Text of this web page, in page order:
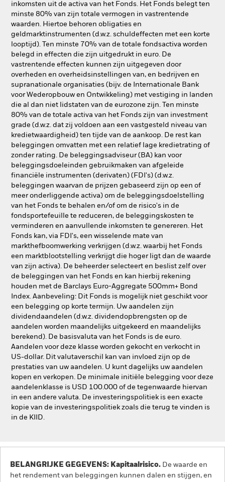
inkomsten uit de activa van het Fonds. Het Fonds belegt ten
minste 80% van zijn totale vermogen in vastrentende
waarden. Hiertoe behoren obligaties en
geldmarktinstrumenten (d.w.z. schuldeffecten met een korte
looptijd). Ten minste 70% van de totale fondsactiva worden
belegd in effecten die zijn uitgedrukt in euro. De
vastrentende effecten kunnen zijn uitgegeven door
overheden en overheidsinstellingen van, en bedrijven en
supranationale organisaties (bijv. de Internationale Bank
voor Wederopbouw en Ontwikkeling) met vestiging in landen
die al dan niet lidstaten van de eurozone zijn. Ten minste
80% van de totale activa van het Fonds zijn van investment
grade (d.w.z. dat zij voldoen aan een vastgesteld niveau van
kredietwaardigheid) ten tijde van de aankoop. De rest kan
beleggingen omvatten met een relatief lage kredietrating of
zonder rating. De beleggingsadviseur (BA) kan voor
beleggingsdoeleinden gebruikmaken van afgeleide
financiële instrumenten (derivaten) (FDI's) (d.w.z.
beleggingen waarvan de prijzen gebaseerd zijn op een of
meer onderliggende activa) om de beleggingsdoelstelling
van het Fonds te behalen en/of om de risico's in de
fondsportefeuille te reduceren, de beleggingskosten te
verminderen en aanvullende inkomsten te genereren. Het
Fonds kan, via FDI's, een wisselende mate van
markthefboomwerking verkrijgen (d.w.z. waarbij het Fonds
een marktblootstelling verkrijgt die hoger ligt dan de waarde
van zijn activa). De beheerder selecteert en beslist zelf over
de beleggingen van het Fonds en kan hierbij rekening
houden met de Barclays Euro-Aggregate 500mm+ Bond
Index. Aanbeveling: Dit Fonds is mogelijk niet geschikt voor
een belegging op korte termijn. Uw aandelen zijn
dividendaandelen (d.w.z. dividendopbrengsten op de
aandelen worden maandelijks uitgekeerd en maandelijks
berekend). De basisvaluta van het Fonds is de euro.
Aandelen voor deze klasse worden gekocht en verkocht in
US-dollar. Dit valutaverschil kan van invloed zijn op de
prestaties van uw aandelen. U kunt dagelijks uw aandelen
kopen en verkopen. De minimale initiële belegging voor deze
aandelenklasse is USD 100.000 of de tegenwaarde hiervan
in een andere valuta. De investeringspolitiek is een exacte
kopie van de investeringspolitiek zoals die terug te vinden is
in de KIID.
BELANGRIJKE GEGEVENS: Kapitaalrisico. De waarde en
het rendement van beleggingen kunnen dalen en stijgen, en